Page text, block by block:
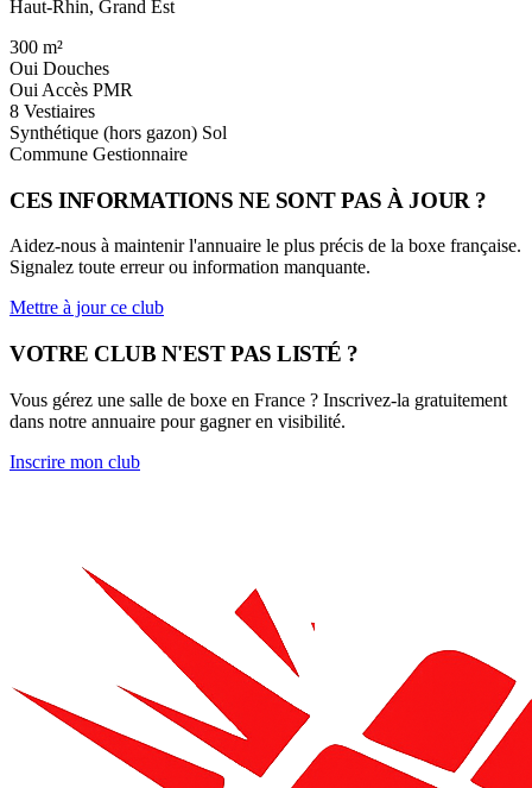
Haut-Rhin, Grand Est
300 m²
Oui Douches
Oui Accès PMR
8 Vestiaires
Synthétique (hors gazon) Sol
Commune Gestionnaire
CES INFORMATIONS NE SONT PAS À JOUR ?
Aidez-nous à maintenir l'annuaire le plus précis de la boxe française.
Signalez toute erreur ou information manquante.
Mettre à jour ce club
VOTRE CLUB N'EST PAS LISTÉ ?
Vous gérez une salle de boxe en France ? Inscrivez-la gratuitement
dans notre annuaire pour gagner en visibilité.
Inscrire mon club